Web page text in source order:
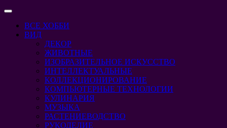
Перейти
содержимому
Перейти
содержимому
Кнопка
ОткрытьВСЕ ХОББИ
ВИД
ДЕКОР
ЖИВОТНЫЕ
ИЗОБРАЗИТЕЛЬНОЕ ИСКУССТВО
ИНТЕЛЛЕКТУАЛЬНЫЕ
КОЛЛЕКЦИОНИРОВАНИЕ
КОМПЬЮТЕРНЫЕ ТЕХНОЛОГИИ
КУЛИНАРИЯ
МУЗЫКА
РАСТЕНИЕВОДСТВО
РУКОДЕЛИЕ